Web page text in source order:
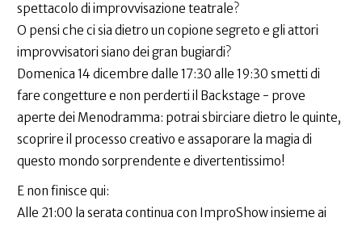
spettacolo di improvvisazione teatrale?
O pensi che ci sia dietro un copione segreto e gli attori
improvvisatori siano dei gran bugiardi?
Domenica 14 dicembre dalle 17:30 alle 19:30 smetti di
fare congetture e non perderti il Backstage - prove
aperte dei Menodramma: potrai sbirciare dietro le quinte,
scoprire il processo creativo e assaporare la magia di
questo mondo sorprendente e divertentissimo!
E non finisce qui:
Alle 21:00 la serata continua con ImproShow insieme ai